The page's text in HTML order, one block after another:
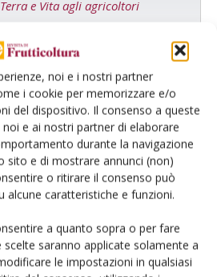
noi e i nostri partner
i cookie per memorizzare e/o
del dispositivo. Il consenso a queste
e ai nostri partner di elaborare
durante la navigazione
sito e di mostrare annunci (non)
o ritirare il consenso può
alcune caratteristiche e funzioni.
a quanto sopra o per fare
saranno applicate solamente a
le impostazioni in qualsiasi
e Vita agli agricoltori